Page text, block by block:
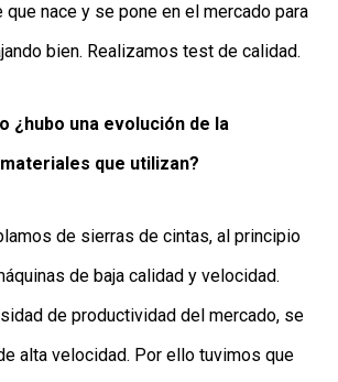
nace y se pone en el mercado para
bien. Realizamos test de calidad.
¿hubo una evolución de la
que utilizan?
de sierras de cintas, al principio
de baja calidad y velocidad.
de productividad del mercado, se
alta velocidad. Por ello tuvimos que